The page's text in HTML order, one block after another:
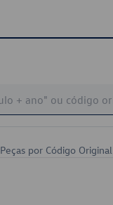
Peças por Código Original